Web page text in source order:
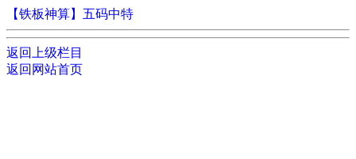
【铁板神算】五码中特
返回上级栏目
返回网站首页